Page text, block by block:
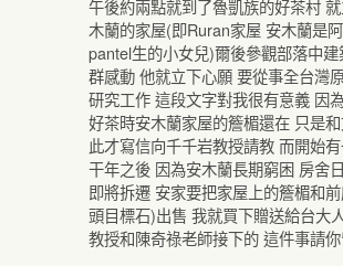
午後約兩點就到了魯凱族的好茶村
木蘭的家屋(即Ruran家屋 安木蘭是
pantel生的小女兒)爾後參觀部落中
群感動 他就立下心願 要從事全台灣
研究工作 這段文字對我很有意義 因
好茶時安木蘭家屋的簷楣還在 只是
此才寫信向千千岩教授請教 而開始
干年之後 因為安木蘭長期窮困 房舍
即將拆遷 安家要把家屋上的簷楣和
頭目標石)出售 我就買下贈送給台大
教授和陳奇祿老師接下的 這件事請